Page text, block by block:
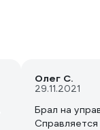
Олег С.
29.11.2021
Брал на